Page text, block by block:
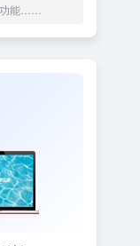
能……